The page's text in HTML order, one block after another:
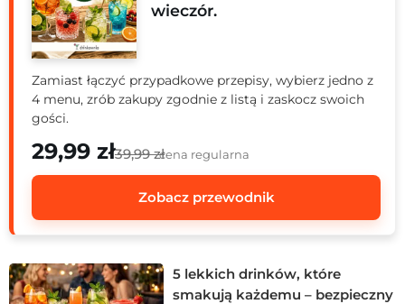
wieczór.
Zamiast łączyć przypadkowe przepisy, wybierz jedno z
4 menu, zrób zakupy zgodnie z listą i zaskocz swoich
gości.
29,99 zł39,99 złcena regularna
Zobacz przewodnik
5 lekkich drinków, które
smakują każdemu – bezpieczny